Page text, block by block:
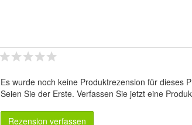
Es wurde noch keine Produktrezension für dieses
Seien Sie der Erste. Verfassen Sie jetzt eine
Rezension verfassen